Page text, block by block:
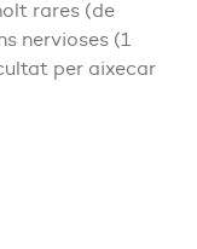
rares (de
nervioses (1
per aixecar